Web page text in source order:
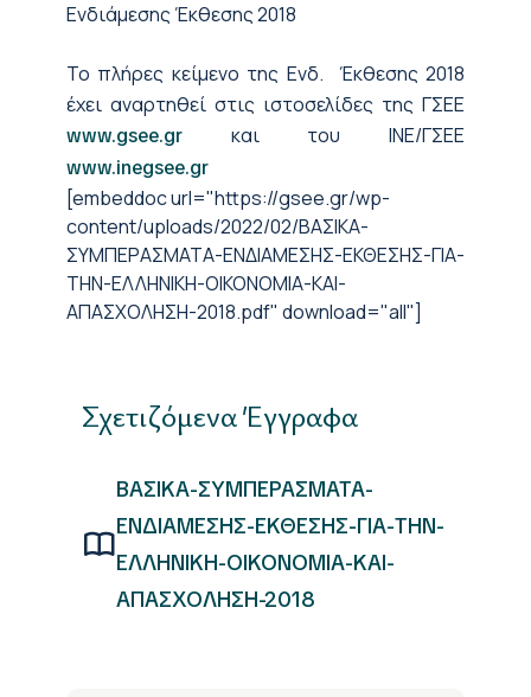
Ενδιάμεσης Έκθεσης 2018
To πλήρες κείμενο της Ενδ. Έκθεσης 2018
έχει αναρτηθεί στις ιστοσελίδες της ΓΣΕΕ
www.gsee.gr και του ΙΝΕ/ΓΣΕΕ
www.inegsee.gr
[embeddoc url="https://gsee.gr/wp-
content/uploads/2022/02/ΒΑΣΙΚΑ-
ΣΥΜΠΕΡΑΣΜΑΤΑ-ΕΝΔΙΑΜΕΣΗΣ-ΕΚΘΕΣΗΣ-ΓΙΑ-
ΤΗΝ-ΕΛΛΗΝΙΚΗ-ΟΙΚΟΝΟΜΙΑ-ΚΑΙ-
ΑΠΑΣΧΟΛΗΣΗ-2018.pdf" download="all"]
Σχετιζόμενα Έγγραφα
ΒΑΣΙΚΑ-ΣΥΜΠΕΡΑΣΜΑΤΑ-
ΕΝΔΙΑΜΕΣΗΣ-ΕΚΘΕΣΗΣ-ΓΙΑ-ΤΗΝ-
ΕΛΛΗΝΙΚΗ-ΟΙΚΟΝΟΜΙΑ-ΚΑΙ-
ΑΠΑΣΧΟΛΗΣΗ-2018